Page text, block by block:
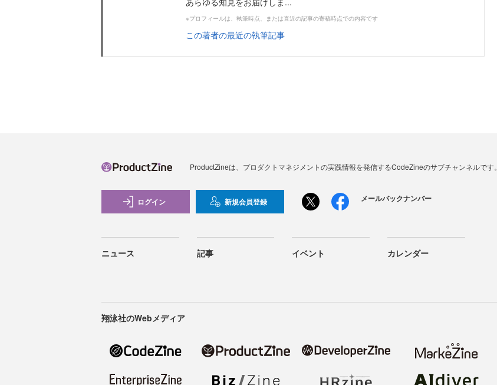
※プロフィールは、執筆時点、または直近の記事の寄稿時点での内容です
この著者の最近の執筆記事
ProductZineは、プロダクトマネジメントの実践情報を発信するCodeZineのサブチャンネルです。
ログイン 新規会員登録 メールバックナンバー
ニュース 記事 イベント カレンダー
翔泳社のWebメディア